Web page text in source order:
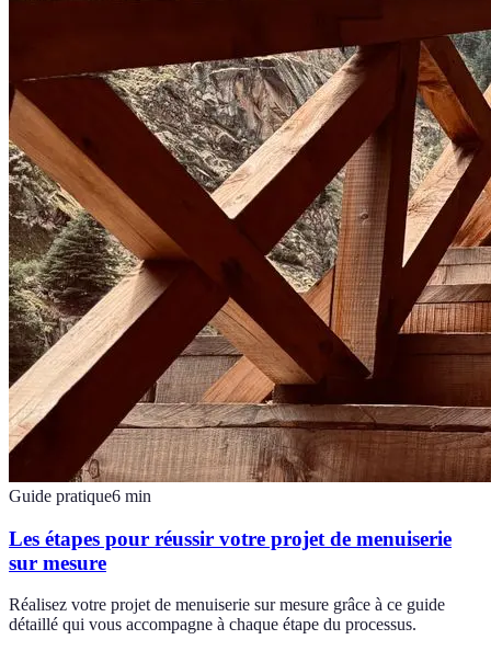
Guide pratique6 min
Les étapes pour réussir votre projet de menuiserie
sur mesure
Réalisez votre projet de menuiserie sur mesure grâce à ce guide
détaillé qui vous accompagne à chaque étape du processus.